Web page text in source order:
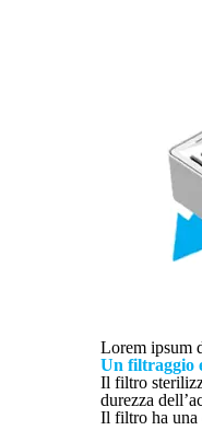
Lorem ipsum
Un filtraggio
Il filtro
durezza
Il filtro ha una